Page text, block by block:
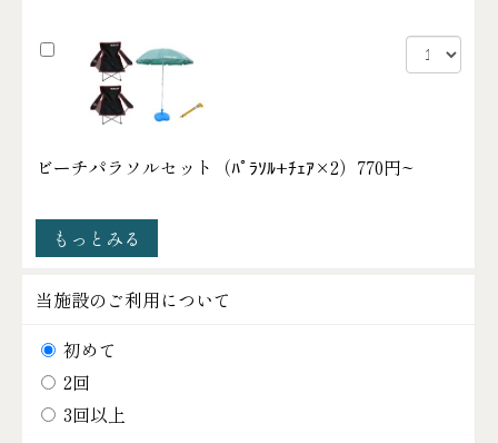
ビーチパラソルセット（ﾊﾟﾗｿﾙ+ﾁｪｱ×2） 770円~
もっとみる
当施設のご利用について
初めて
2回
3回以上